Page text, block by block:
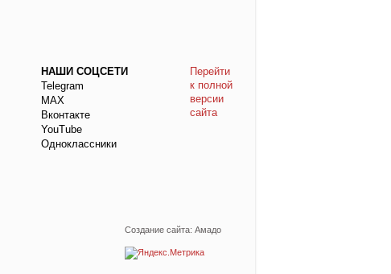
НАШИ СОЦСЕТИ
Telegram
МАХ
Вконтакте
YouTube
Одноклассники
Перейти
к полной
версии
сайта
Создание сайта: Амадо